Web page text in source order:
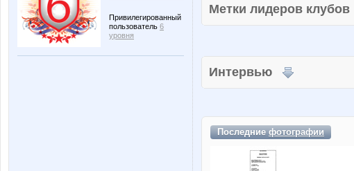
Привилегированный
пользователь 6
уровня
Метки лидеров клубов
Интервью
Последниефотографии